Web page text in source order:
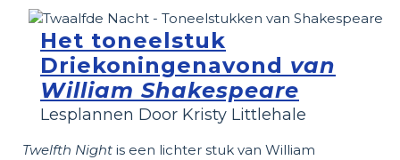
Het toneelstuk
Driekoningenavond van
William Shakespeare
Lesplannen Door Kristy Littlehale
Twelfth Night is een lichter stuk van William